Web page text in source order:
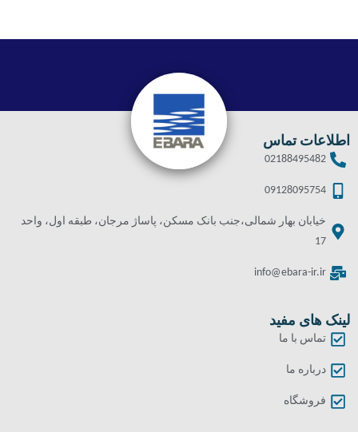
اطلاعات تماس
02188495482
09128095754
خیابان بهار شمالی،جنب بانک مسکن، پاساژ مرجان، طبقه اول، واحد
17
info@ebara-ir.ir
لینک های مفید
تماس با ما
درباره ما
فروشگاه